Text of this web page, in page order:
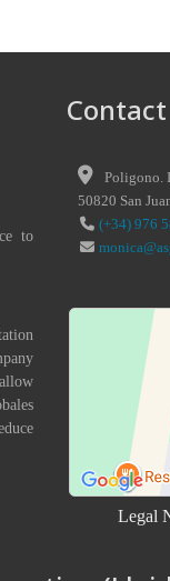
to
Poligono.
50820 San
(+34) 976
Legal